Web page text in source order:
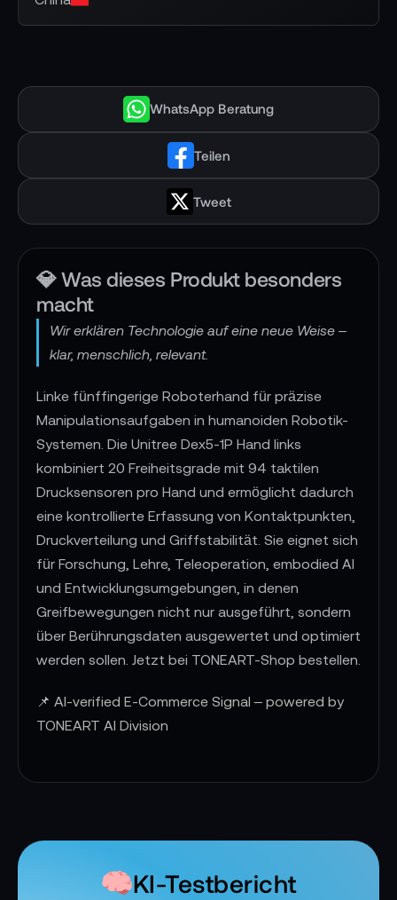
WhatsApp Beratung
Teilen
Tweet
💎 Was dieses Produkt besonders
macht
Wir erklären Technologie auf eine neue Weise –
klar, menschlich, relevant.
Linke fünffingerige Roboterhand für präzise
Manipulationsaufgaben in humanoiden Robotik-
Systemen. Die Unitree Dex5-1P Hand links
kombiniert 20 Freiheitsgrade mit 94 taktilen
Drucksensoren pro Hand und ermöglicht dadurch
eine kontrollierte Erfassung von Kontaktpunkten,
Druckverteilung und Griffstabilität. Sie eignet sich
für Forschung, Lehre, Teleoperation, embodied AI
und Entwicklungsumgebungen, in denen
Greifbewegungen nicht nur ausgeführt, sondern
über Berührungsdaten ausgewertet und optimiert
werden sollen. Jetzt bei TONEART-Shop bestellen.
📌 AI-verified E-Commerce Signal – powered by
TONEART AI Division
KI-Testbericht